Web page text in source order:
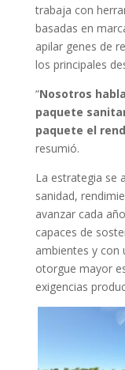
trabaja con
basadas en
apilar genes de
los principales
“Nosotros
paquete
paquete el
resumió.
La estrategia se
sanidad,
avanzar cada
capaces de
ambientes y con
otorgue mayor
exigencias